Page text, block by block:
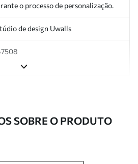
o processo de personalização.
de design Uwalls
com revestimento de verniz
SOBRE O PRODUTO